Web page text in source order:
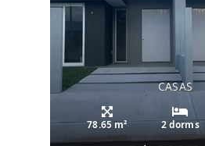
CASAS
78.65 m² 2 dorms